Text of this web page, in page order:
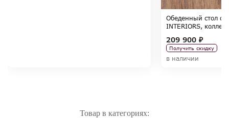
Обеденный стол
INTERIORS,
209 900 ₽
Получить скидку
в наличии
Товар в категориях: